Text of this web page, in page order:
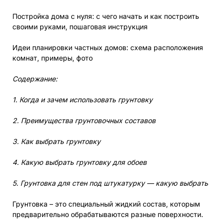
Постройка дома с нуля: с чего начать и как построить
своими руками, пошаговая инструкция
Идеи планировки частных домов: схема расположения
комнат, примеры, фото
Содержание:
1. Когда и зачем использовать грунтовку
2. Преимущества грунтовочных составов
3. Как выбрать грунтовку
4. Какую выбрать грунтовку для обоев
5. Грунтовка для стен под штукатурку — какую выбрать
Грунтовка – это специальный жидкий состав, которым
предварительно обрабатываются разные поверхности.